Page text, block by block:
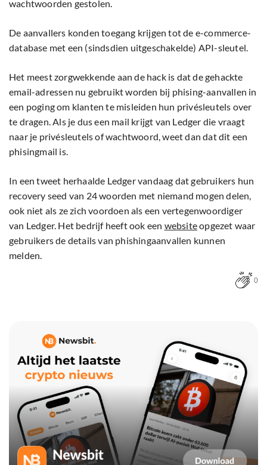
wachtwoorden gestolen.
De aanvallers konden toegang krijgen tot de e-commerce-
database met een (sindsdien uitgeschakelde) API-sleutel.
Het meest zorgwekkende aan de hack is dat de gehackte
email-adressen nu gebruikt worden bij phising-aanvallen in
een poging om klanten te misleiden hun privésleutels over
te dragen. Als je dus een mail krijgt van Ledger die vraagt
naar je privésleutels of wachtwoord, weet dan dat dit een
phisingmail is.
In een tweet herhaalde Ledger vandaag dat gebruikers hun
recovery seed van 24 woorden met niemand mogen delen,
ook niet als ze zich voordoen als een vertegenwoordiger
van Ledger. Het bedrijf heeft ook een websiteopgezet waar
gebruikers de details van phishingaanvallen kunnen
melden.
0